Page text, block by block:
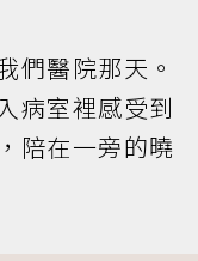
們醫院那天。
病室裡感受到
陪在一旁的曉